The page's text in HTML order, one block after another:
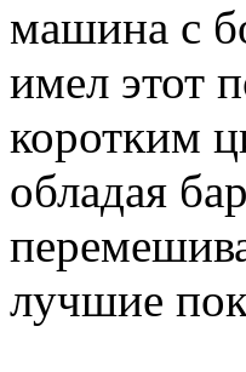
машина с
имел этот
коротким
обладая
лучшие